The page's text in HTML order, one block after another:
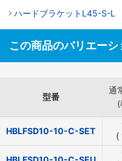
ハードブラケットL45-S-L
この商品のバリエーシ
型番
通
HBLFSD10-10-C-SET
(